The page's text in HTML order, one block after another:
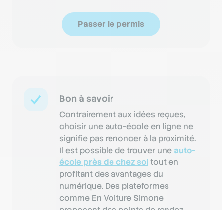
Passer le permis
Bon à savoir
Contrairement aux idées reçues,
choisir une auto-école en ligne ne
signifie pas renoncer à la proximité.
Il est possible de trouver une auto-
école près de chez soitout en
profitant des avantages du
numérique. Des plateformes
comme En Voiture Simone